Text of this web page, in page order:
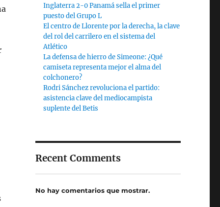
Inglaterra 2-0 Panamá sella el primer
puesto del Grupo L
El centro de Llorente por la derecha, la clave
del rol del carrilero en el sistema del
Atlético
La defensa de hierro de Simeone: ¿Qué
camiseta representa mejor el alma del
colchonero?
Rodri Sánchez revoluciona el partido:
asistencia clave del mediocampista
suplente del Betis
Recent Comments
No hay comentarios que mostrar.